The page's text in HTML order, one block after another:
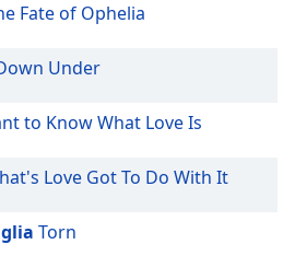
Fate of Ophelia
Under
to Know What Love Is
Love Got To Do With It
Torn